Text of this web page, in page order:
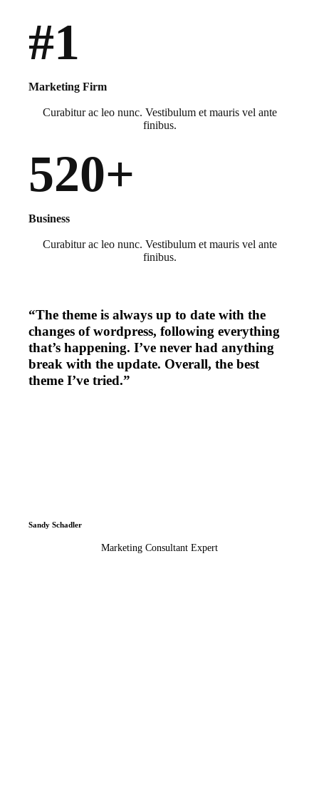
#1
Marketing Firm
Curabitur ac leo nunc. Vestibulum et mauris vel ante
finibus.
520+
Business
Curabitur ac leo nunc. Vestibulum et mauris vel ante
finibus.
“The theme is always up to date with the
changes of wordpress, following everything
that’s happening. I’ve never had anything
break with the update. Overall, the best
theme I’ve tried.”
Sandy Schadler
Marketing Consultant Expert